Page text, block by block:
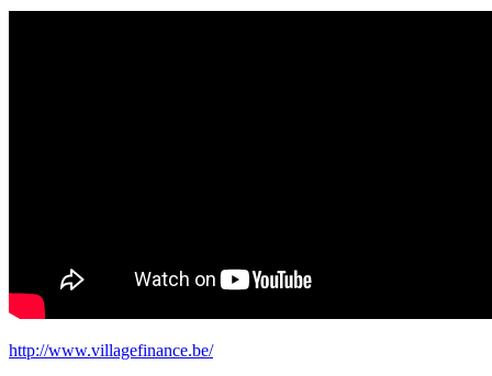
http://www.villagefinance.be/